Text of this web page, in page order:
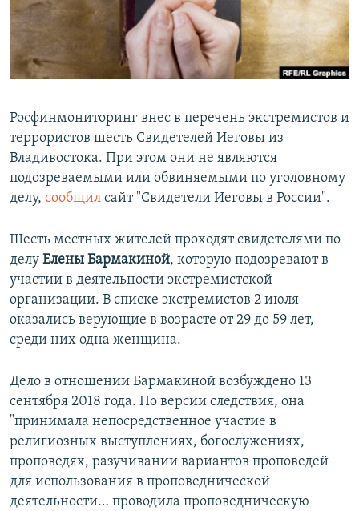
ПОБЕДИТЕЛЕЙ НЕ СУДЯТ?
КРЫМ.НЕПОКОРЕННЫЙ
ELIFBE
ПРИСОЕДИНЯЙТЕСЬ!
Все сайты RFE/RL
Росфинмониторинг внес в перечень экстремистов и
террористов шесть Свидетелей Иеговы из
Владивостока. При этом они не являются
подозреваемыми или обвиняемыми по уголовному
делу, сообщил сайт "Свидетели Иеговы в России".​
Шесть местных жителей проходят свидетелями по
делу Елены Бармакиной, которую подозревают в
участии в деятельности экстремистской
организации. В списке экстремистов 2 июля
оказались верующие в возрасте от 29 до 59 лет,
среди них одна женщина.
Дело в отношении Бармакиной возбуждено 13
сентября 2018 года. По версии следствия, она
"принимала непосредственное участие в
религиозных выступлениях, богослужениях,
проповедях, разучивании вариантов проповедей
для использования в проповеднической
деятельности… проводила проповедническую